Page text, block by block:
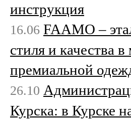
инструкция
16.06 FAAMO –
стиля и качества в
премиальной
26.10
Курска: в Курске